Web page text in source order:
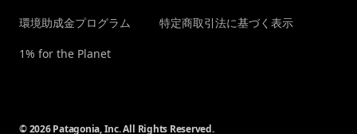
環境助成金プログラム
1% for the Planet
特定商取引法に基づく表示
© 2026 Patagonia, Inc. All Rights Reserved.